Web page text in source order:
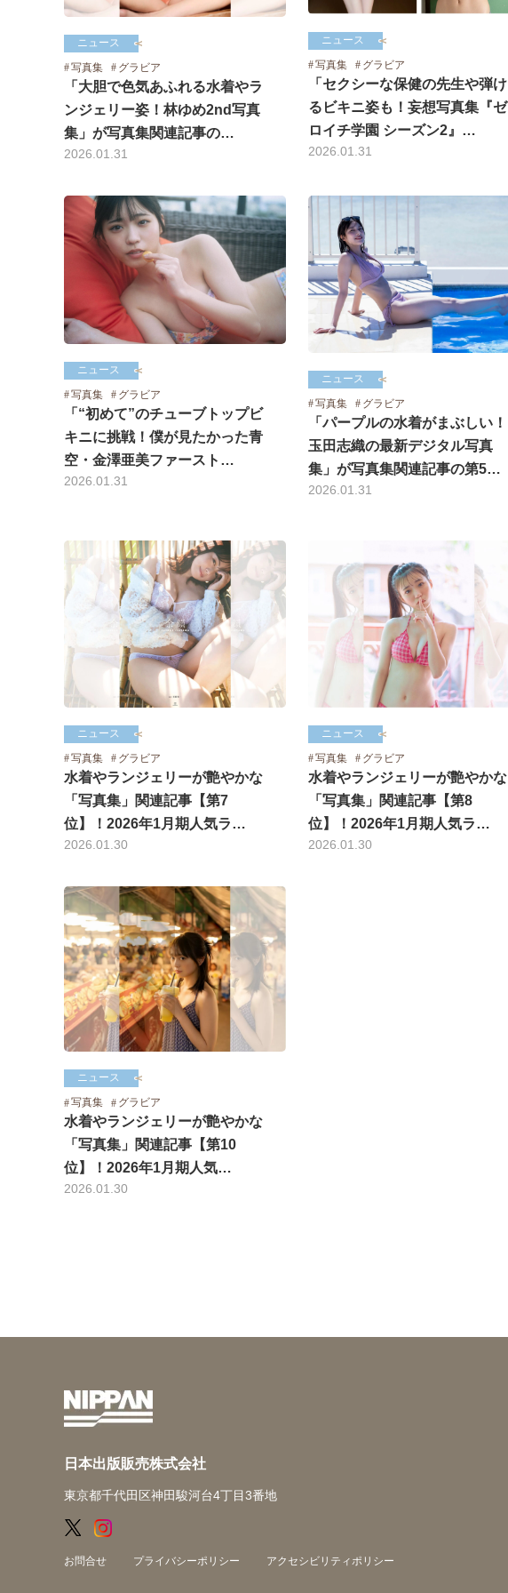
ニュース
写真集
グラビア
「大胆で色気あふれる水着やラ
ンジェリー姿！林ゆめ2nd写真
集」が写真集関連記事の…
2026.01.31
ニュース
写真集
グラビア
「セクシーな保健の先生や弾け
るビキニ姿も！妄想写真集『ゼ
ロイチ学園 シーズン2』…
2026.01.31
ニュース
写真集
グラビア
「“初めて”のチューブトップビ
キニに挑戦！僕が見たかった青
空・金澤亜美ファースト…
2026.01.31
ニュース
写真集
グラビア
「パープルの水着がまぶしい！
玉田志織の最新デジタル写真
集」が写真集関連記事の第5…
2026.01.31
ニュース
写真集
グラビア
水着やランジェリーが艶やかな
「写真集」関連記事【第7
位】！2026年1月期人気ラ…
2026.01.30
ニュース
写真集
グラビア
水着やランジェリーが艶やかな
「写真集」関連記事【第8
位】！2026年1月期人気ラ…
2026.01.30
ニュース
写真集
グラビア
水着やランジェリーが艶やかな
「写真集」関連記事【第10
位】！2026年1月期人気…
2026.01.30
日本出版販売株式会社
東京都千代田区神田駿河台4丁目3番地
お問合せ プライバシーポリシー アクセシビリティポリシー